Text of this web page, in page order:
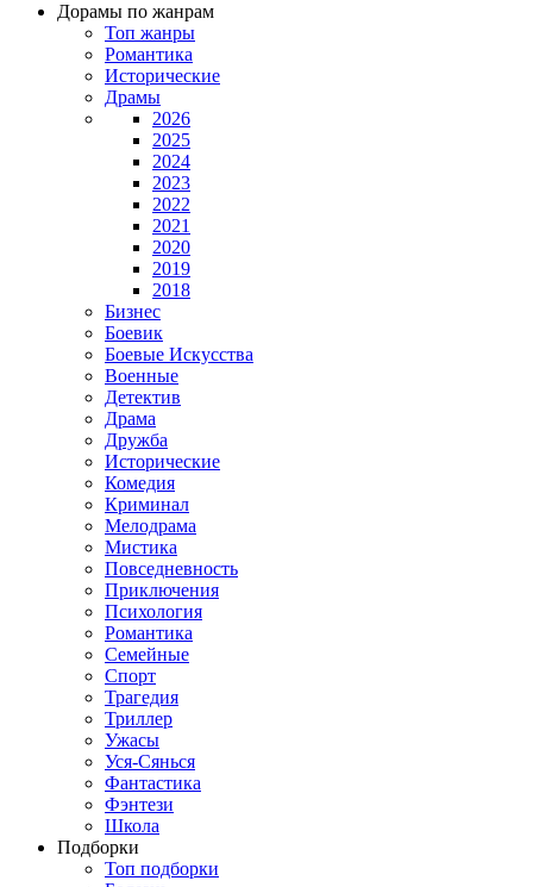
Дорамы по жанрам
Топ жанры
Романтика
Исторические
Драмы
2026
2025
2024
2023
2022
2021
2020
2019
2018
Бизнес
Боевик
Боевые Искусства
Военные
Детектив
Драма
Дружба
Исторические
Комедия
Криминал
Мелодрама
Мистика
Повседневность
Приключения
Психология
Романтика
Семейные
Спорт
Трагедия
Триллер
Ужасы
Уся-Сянься
Фантастика
Фэнтези
Школа
Подборки
Топ подборки